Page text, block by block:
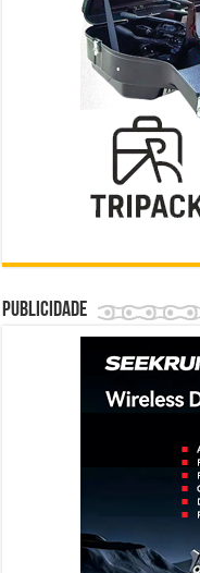
Publicidade